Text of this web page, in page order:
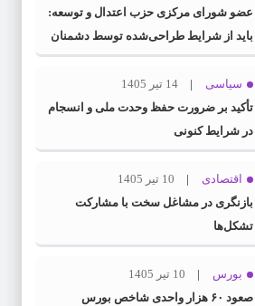
عضو شورای مرکزی حزب اعتدال و توسعه:
باید از شرایط طراحی‌شده توسط دشمنان
عبور کنیم
سیاسی
14 تیر 1405
تأکید بر ضرورت حفظ وحدت ملی و انسجام
در شرایط کنونی
اقتصادی
10 تیر 1405
بازنگری در مشاغل سخت با مشارکت
تشکل‌ها
بورس
10 تیر 1405
صعود ۶۰ هزار واحدی شاخص بورس